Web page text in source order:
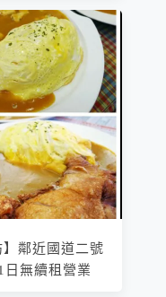
鄰近國道二號
無續租營業